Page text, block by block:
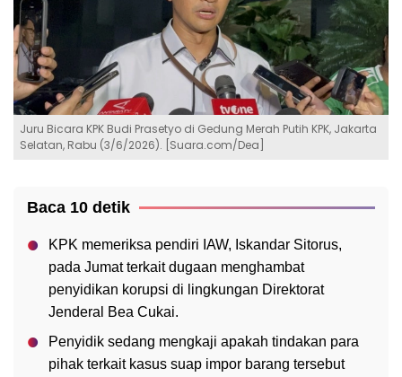
Juru Bicara KPK Budi Prasetyo di Gedung Merah Putih KPK, Jakarta
Selatan, Rabu (3/6/2026). [Suara.com/Dea]
Baca 10 detik
KPK memeriksa pendiri IAW, Iskandar Sitorus,
pada Jumat terkait dugaan menghambat
penyidikan korupsi di lingkungan Direktorat
Jenderal Bea Cukai.
Penyidik sedang mengkaji apakah tindakan para
pihak terkait kasus suap impor barang tersebut